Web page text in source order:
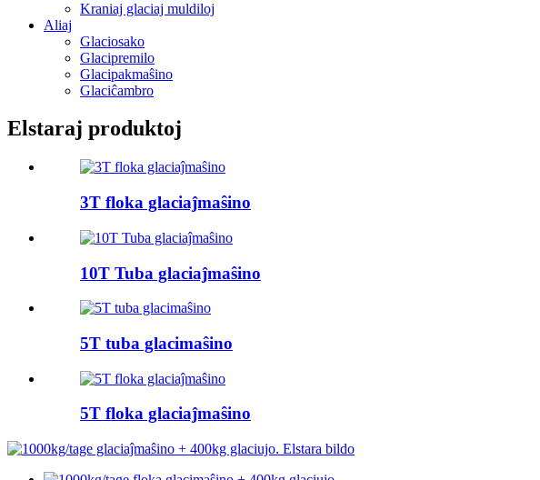
Kraniaj glaciaj muldiloj
Aliaj
Glaciosako
Glacipremilo
Glacipakmaŝino
Glaciĉambro
Elstaraj produktoj
3T floka glaciaĵmaŝino
10T Tuba glaciaĵmaŝino
5T tuba glacimaŝino
5T floka glaciaĵmaŝino